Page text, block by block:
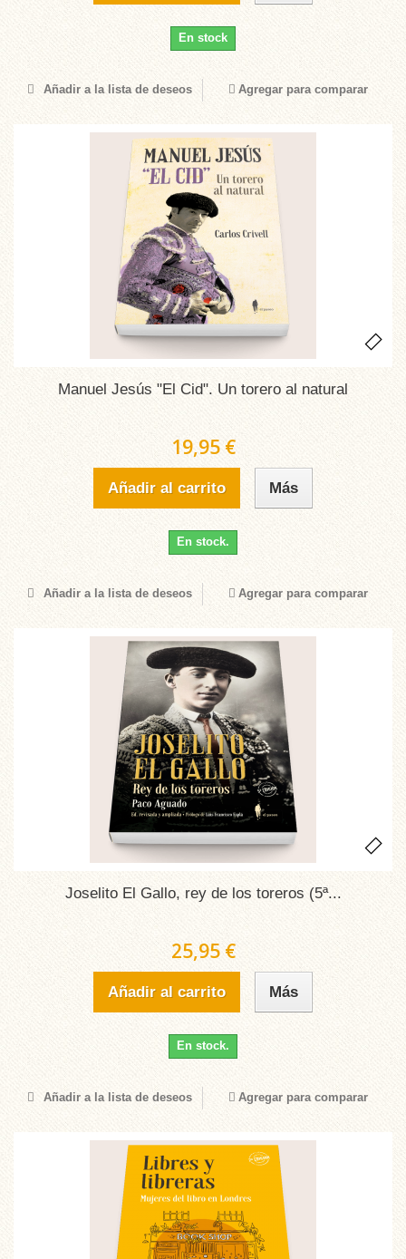
En stock
Añadir a la lista de deseos Agregar para comparar
Manuel Jesús "El Cid". Un torero al natural
19,95 €
Añadir al carrito Más
En stock.
Añadir a la lista de deseos Agregar para comparar
Joselito El Gallo, rey de los toreros (5ª...
25,95 €
Añadir al carrito Más
En stock.
Añadir a la lista de deseos Agregar para comparar